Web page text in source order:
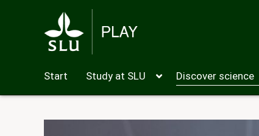
Start Study at SLU Discover science